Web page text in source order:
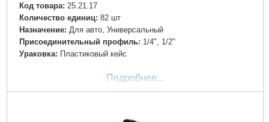
Код товара: 25.21.17
Количество единиц: 82 шт
Назначение: Для авто, Универсальный
Пpиcoeдинитeльный пpoфиль: 1/4", 1/2"
Ураковка: Пластиковый кейс
Подробнее...